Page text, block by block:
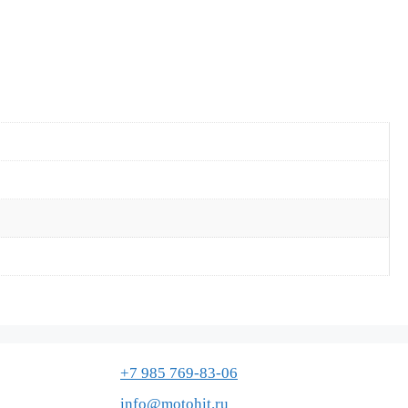
+7 985 769-83-06
info@motohit.ru